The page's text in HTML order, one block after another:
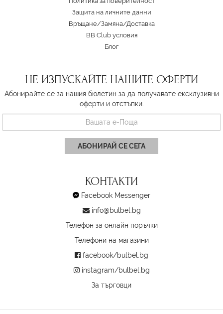
Защита на личните данни
Връщане/Замяна/Доставка
BB Club условия
Блог
НЕ ИЗПУСКАЙТЕ НАШИТЕ ОФЕРТИ
Абонирайте се за нашия бюлетин за да получавате ексклузивни
оферти и отстъпки.
АБОНИРАЙ СЕ СЕГА
КОНТАКТИ
Facebook Messenger
info@bulbel.bg
Телефон за онлайн поръчки
Телефони на магазини
facebook/bulbel.bg
instagram/bulbel.bg
За търговци